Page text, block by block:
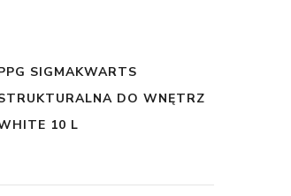
SIGMAKWARTS
DO WNĘTRZ
10 L